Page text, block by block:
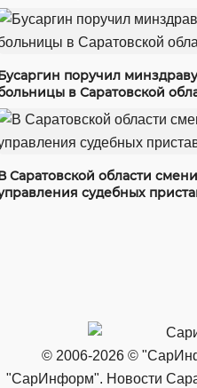
поручил
в Саратовской
Саратовской области
судебных
© 2006-2026 ©
"СарИнформ". Новости